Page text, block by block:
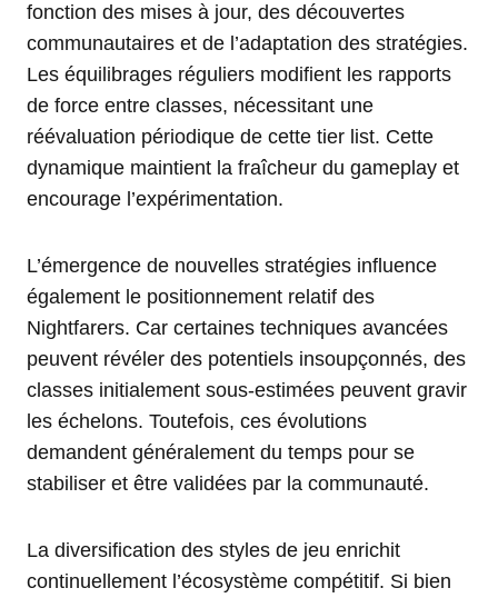
fonction des mises à jour, des découvertes
communautaires et de l’adaptation des stratégies.
Les équilibrages réguliers modifient les rapports
de force entre classes, nécessitant une
réévaluation périodique de cette tier list. Cette
dynamique maintient la fraîcheur du gameplay et
encourage l’expérimentation.
L’émergence de nouvelles stratégies influence
également le positionnement relatif des
Nightfarers. Car certaines techniques avancées
peuvent révéler des potentiels insoupçonnés, des
classes initialement sous-estimées peuvent gravir
les échelons. Toutefois, ces évolutions
demandent généralement du temps pour se
stabiliser et être validées par la communauté.
La diversification des styles de jeu enrichit
continuellement l’écosystème compétitif. Si bien